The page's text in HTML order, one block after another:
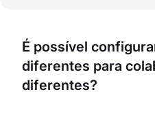
É possível
diferentes para
diferentes?